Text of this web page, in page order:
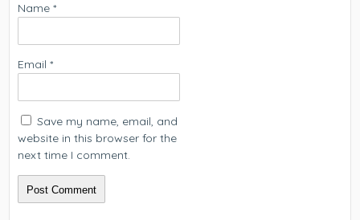
Name*
Email*
Save my name, email, and
website in this browser for the
next time I comment.